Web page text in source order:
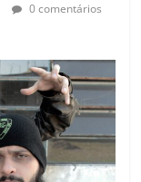
0 comentários